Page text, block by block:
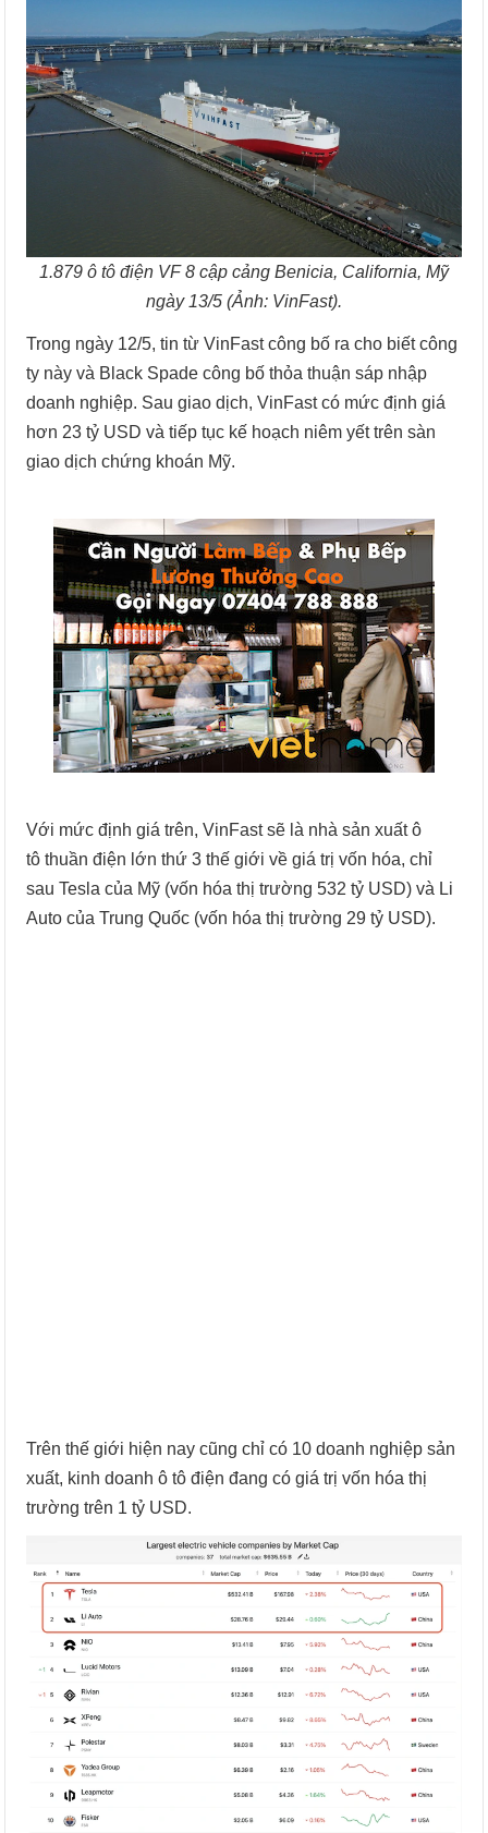
1.879 ô tô điện VF 8 cập cảng Benicia, California, Mỹ
ngày 13/5 (Ảnh: VinFast).
Trong ngày 12/5, tin từ VinFast công bố ra cho biết công
ty này và Black Spade công bố thỏa thuận sáp nhập
doanh nghiệp. Sau giao dịch, VinFast có mức định giá
hơn 23 tỷ USD và tiếp tục kế hoạch niêm yết trên sàn
giao dịch chứng khoán Mỹ.
Với mức định giá trên, VinFast sẽ là nhà sản xuất ô
tô thuần điện lớn thứ 3 thế giới về giá trị vốn hóa, chỉ
sau Tesla của Mỹ (vốn hóa thị trường 532 tỷ USD) và Li
Auto của Trung Quốc (vốn hóa thị trường 29 tỷ USD).
Trên thế giới hiện nay cũng chỉ có 10 doanh nghiệp sản
xuất, kinh doanh ô tô điện đang có giá trị vốn hóa thị
trường trên 1 tỷ USD.